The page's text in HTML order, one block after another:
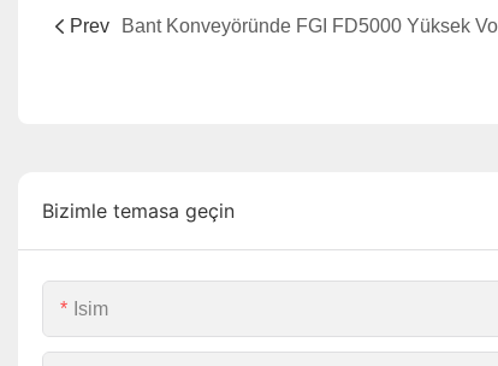
Prev
Bizimle temasa geçin
Isim